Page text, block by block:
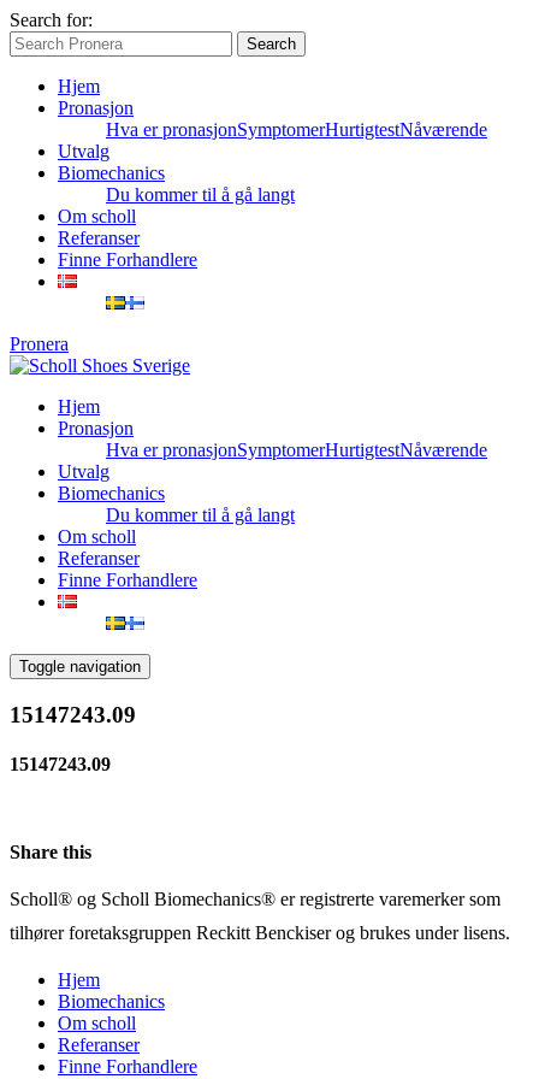
Search for:
Search
Hjem
Pronasjon
Hva er pronasjonSymptomerHurtigtestNåværende
Utvalg
Biomechanics
Du kommer til å gå langt
Om scholl
Referanser
Finne Forhandlere
Pronera
Hjem
Pronasjon
Hva er pronasjonSymptomerHurtigtestNåværende
Utvalg
Biomechanics
Du kommer til å gå langt
Om scholl
Referanser
Finne Forhandlere
Toggle navigation
15147243.09
15147243.09
Share this
Scholl® og Scholl Biomechanics® er registrerte varemerker som
tilhører foretaksgruppen Reckitt Benckiser og brukes under lisens.
Hjem
Biomechanics
Om scholl
Referanser
Finne Forhandlere